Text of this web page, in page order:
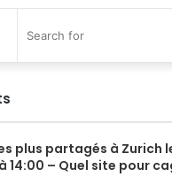
plus partagés à Zurich
14:00 – Quel site pour